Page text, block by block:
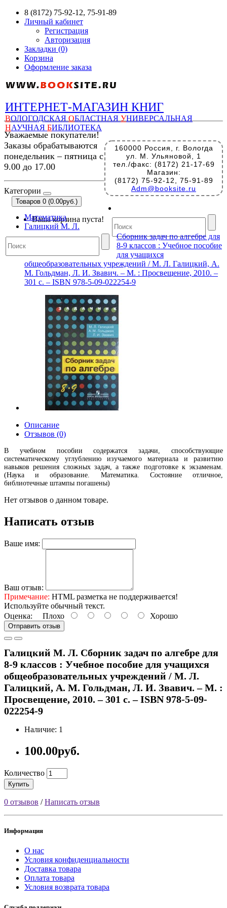
8 (8172) 75-92-12, 75-91-89
Личный кабинет
Регистрация
Авторизация
Закладки (0)
Корзина
Оформление заказа
ИНТЕРНЕТ-МАГАЗИН КНИГ
ВОЛОГОДСКАЯ ОБЛАСТНАЯ УНИВЕРСАЛЬНАЯ
НАУЧНАЯ БИБЛИОТЕКА
160000 Россия, г. Вологда
ул. М. Ульяновой, 1
тел./факс: (8172) 21-17-69
Магазин:
(8172) 75-92-12, 75-91-89
Adm@booksite.ru
Уважаемые покупатели!
Заказы обрабатываются
понедельник – пятница с
9.00 до 17.00
Категории
Товаров 0 (0.00руб.)
Ваша корзина пуста!
Математика
Галицкий М. Л.
Сборник задач по алгебре для
8-9 классов : Учебное пособие
для учащихся
общеобразовательных учреждений / М. Л. Галицкий, А.
М. Гольдман, Л. И. Звавич. – М. : Просвещение, 2010. –
301 с. – ISBN 978-5-09-022254-9
Описание
Отзывов (0)
В учебном пособии содержатся задачи, способствующие
систематическому углублению изучаемого материала и развитию
навыков решения сложных задач, а также подготовке к экзаменам.
(Наука и образование. Математика. Состояние отличное,
библиотечные штампы погашены)
Нет отзывов о данном товаре.
Написать отзыв
Ваше имя:
Ваш отзыв:
Примечание: HTML разметка не поддерживается!
Используйте обычный текст.
Оценка: Плохо Хорошо
Отправить отзыв
Галицкий М. Л. Сборник задач по алгебре для
8-9 классов : Учебное пособие для учащихся
общеобразовательных учреждений / М. Л.
Галицкий, А. М. Гольдман, Л. И. Звавич. – М. :
Просвещение, 2010. – 301 с. – ISBN 978-5-09-
022254-9
Наличие: 1
100.00руб.
Количество
Купить
0 отзывов /Написать отзыв
Информация
О нас
Условия конфиденциальности
Доставка товара
Оплата товара
Условия возврата товара